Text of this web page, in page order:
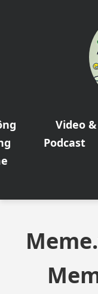
Video &
Podcast